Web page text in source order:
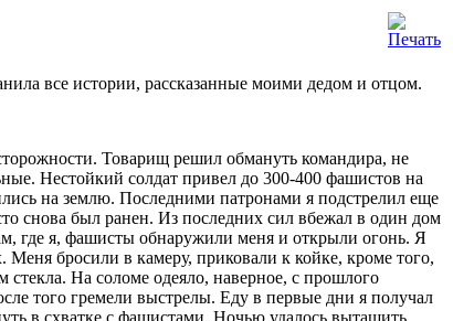
все истории, рассказанные моими дедом и отцом.
Товарищ решил обмануть командира, не
Нестойкий солдат привел до 300-400 фашистов на
на землю. Последними патронами я подстрелил еще
снова был ранен. Из последних сил вбежал в один дом
где я, фашисты обнаружили меня и открыли огонь. Я
бросили в камеру, приковали к койке, кроме того,
На соломе одеяло, наверное, с прошлого
того гремели выстрелы. Еду в первые дни я получал
в схватке с фашистами. Ночью удалось вытащить